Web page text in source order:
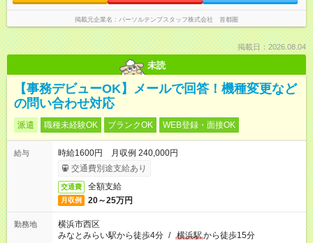
掲載元企業名 パーソルテンプスタッフ株式会社 首都圏
掲載日：2026.08.04
未読
【事務デビューOK】メールで回答！機種変更など
の問い合わせ対応
派遣 職種未経験OK ブランクOK WEB登録・面接OK
給与
時給1600円 月収例 240,000円
交通費別途支給あり
交通費 全額支給
月収例 20～25万円
勤務地
横浜市西区
みなとみらい駅から徒歩4分 / 横浜駅から徒歩15分